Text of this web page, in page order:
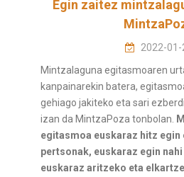
Egin zaitez
2022-01-
Mintzalaguna egitasmoaren
kanpainarekin batera,
gehiago jakiteko eta sari
izan da MintzaPoza tonbolan.
egitasmoa euskaraz hitz egin
pertsonak, euskaraz egin
euskaraz aritzeko eta